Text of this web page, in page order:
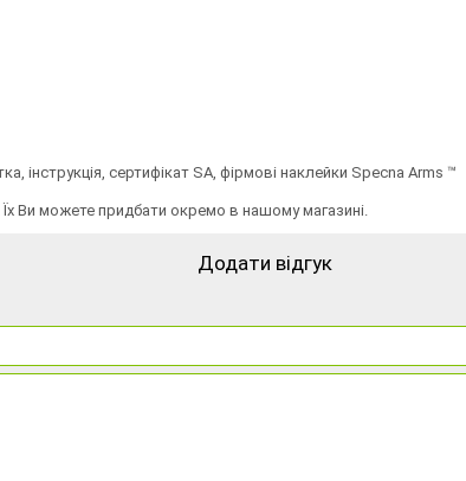
інструкція, сертифікат SA, фірмові наклейки Specna Arms ™
Ви можете придбати окремо в нашому магазині.
Додати відгук